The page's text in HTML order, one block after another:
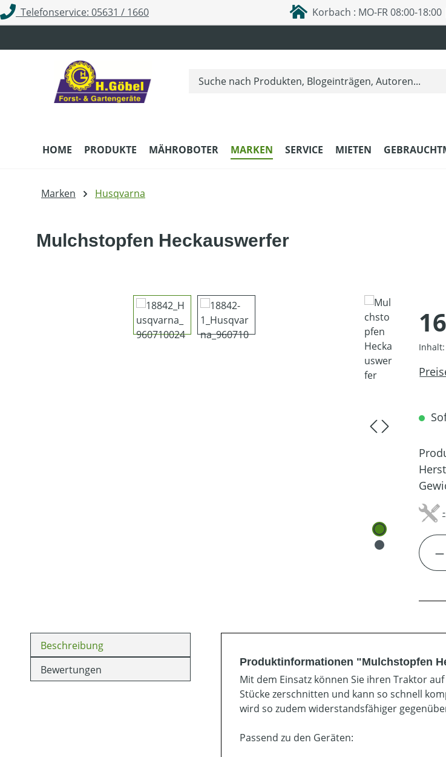
Hauptinhalt springen
Zur Suche springen
Zur Hauptnavigation springen
Telefonservice: 05631 / 1660 Korbach : MO-FR 08:00-
HOME PRODUKTE MÄHROBOTER MARKEN SERVICE MIETEN
Marken Husqvarna
Mulchstopfen Heckauswerfer
Bildergalerie überspringen
Inhalt:
-
Beschreibung
Bewertungen
Produktinformationen "Mulchstopfen
Mit dem Einsatz können Sie ihren Traktor
Stücke zerschnitten und kann so schnell
wird so zudem widerstandsfähiger
Passend zu den Geräten: